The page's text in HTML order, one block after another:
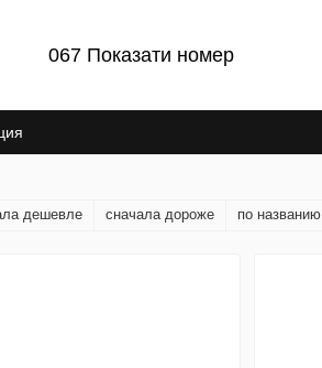
067 Показати номер
дешевле сначала дороже по названию